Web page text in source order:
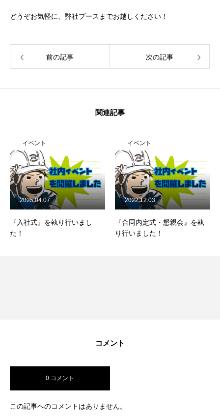
どうぞお気軽に、弊社ブースまでお越しください！
前の記事 次の記事
関連記事
イベント
『入社式』を執り行いまし
た！
2025.04.07
イベント
『合同内定式・懇親会』を執
り行いました！
2022.12.03
コメント
0 コメント
この記事へのコメントはありません。